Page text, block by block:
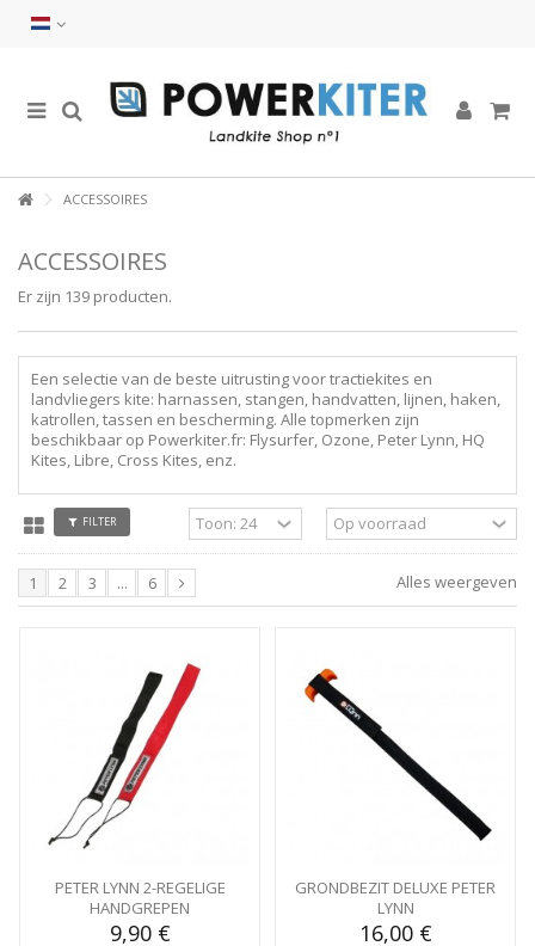
ACCESSOIRES
ACCESSOIRES
Er zijn 139 producten.
Een selectie van de beste uitrusting voor tractiekites en
landvliegers kite: harnassen, stangen, handvatten, lijnen, haken,
katrollen, tassen en bescherming. Alle topmerken zijn
beschikbaar op Powerkiter.fr: Flysurfer, Ozone, Peter Lynn, HQ
Kites, Libre, Cross Kites, enz.
FILTER
Alles weergeven
1 2 3 ... 6
PETER LYNN 2-REGELIGE
HANDGREPEN
9,90 €
GRONDBEZIT DELUXE PETER
LYNN
16,00 €